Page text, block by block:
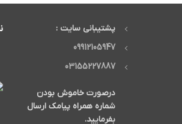
پشتیبانی سایت :
09912105947
03155227887
درصورت خاموش بودن
شماره همراه پیامک ارسال
بفرمایید.